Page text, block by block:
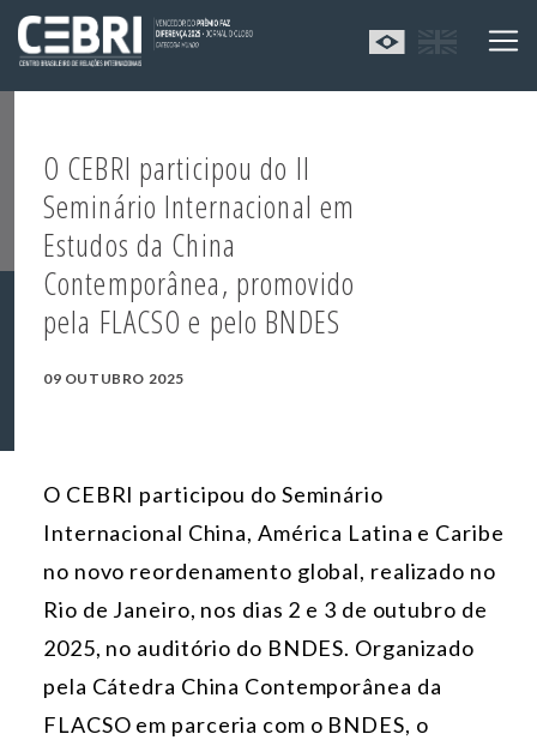
O CEBRI participou do II
Seminário Internacional em
Estudos da China
Contemporânea, promovido
pela FLACSO e pelo BNDES
09 OUTUBRO 2025
O CEBRI participou do Seminário
Internacional China, América Latina e Caribe
no novo reordenamento global, realizado no
Rio de Janeiro, nos dias 2 e 3 de outubro de
2025, no auditório do BNDES. Organizado
pela Cátedra China Contemporânea da
FLACSO em parceria com o BNDES, o